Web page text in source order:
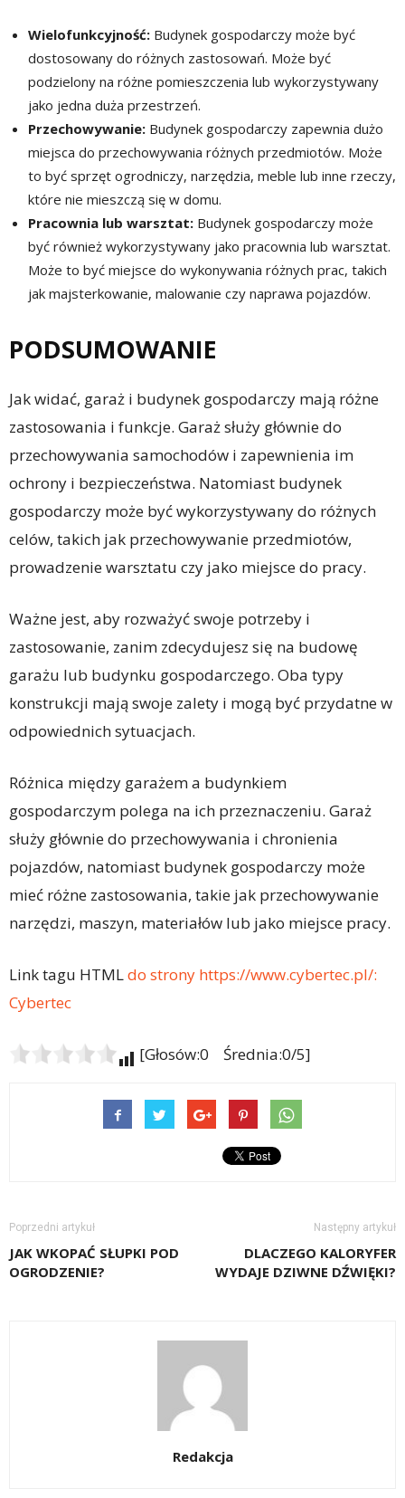
Wielofunkcyjność: Budynek gospodarczy może być
dostosowany do różnych zastosowań. Może być
podzielony na różne pomieszczenia lub wykorzystywany
jako jedna duża przestrzeń.
Przechowywanie: Budynek gospodarczy zapewnia dużo
miejsca do przechowywania różnych przedmiotów. Może
to być sprzęt ogrodniczy, narzędzia, meble lub inne rzeczy,
które nie mieszczą się w domu.
Pracownia lub warsztat: Budynek gospodarczy może
być również wykorzystywany jako pracownia lub warsztat.
Może to być miejsce do wykonywania różnych prac, takich
jak majsterkowanie, malowanie czy naprawa pojazdów.
PODSUMOWANIE
Jak widać, garaż i budynek gospodarczy mają różne
zastosowania i funkcje. Garaż służy głównie do
przechowywania samochodów i zapewnienia im
ochrony i bezpieczeństwa. Natomiast budynek
gospodarczy może być wykorzystywany do różnych
celów, takich jak przechowywanie przedmiotów,
prowadzenie warsztatu czy jako miejsce do pracy.
Ważne jest, aby rozważyć swoje potrzeby i
zastosowanie, zanim zdecydujesz się na budowę
garażu lub budynku gospodarczego. Oba typy
konstrukcji mają swoje zalety i mogą być przydatne w
odpowiednich sytuacjach.
Różnica między garażem a budynkiem
gospodarczym polega na ich przeznaczeniu. Garaż
służy głównie do przechowywania i chronienia
pojazdów, natomiast budynek gospodarczy może
mieć różne zastosowania, takie jak przechowywanie
narzędzi, maszyn, materiałów lub jako miejsce pracy.
Link tagu HTMLdo strony https://www.cybertec.pl/:
Cybertec
[Głosów:0 Średnia:0/5]
Poprzedni artykuł
JAK WKOPAĆ SŁUPKI POD
OGRODZENIE?
Następny artykuł
DLACZEGO KALORYFER
WYDAJE DZIWNE DŹWIĘKI?
Redakcja